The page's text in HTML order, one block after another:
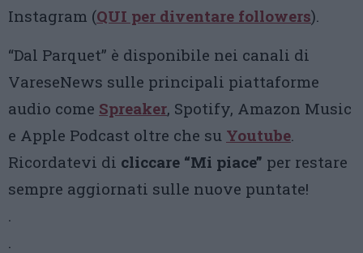
Instagram (QUI per diventare followers).
“Dal Parquet” è disponibile nei canali di
VareseNews sulle principali piattaforme
audio come Spreaker, Spotify, Amazon Music
e Apple Podcast oltre che su Youtube.
Ricordatevi di cliccare “Mi piace” per restare
sempre aggiornati sulle nuove puntate!
.
.